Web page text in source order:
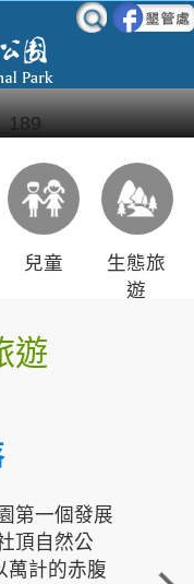
兒童
生態旅
遊
遊
第一個發展
頂自然公
萬計的赤腹
重